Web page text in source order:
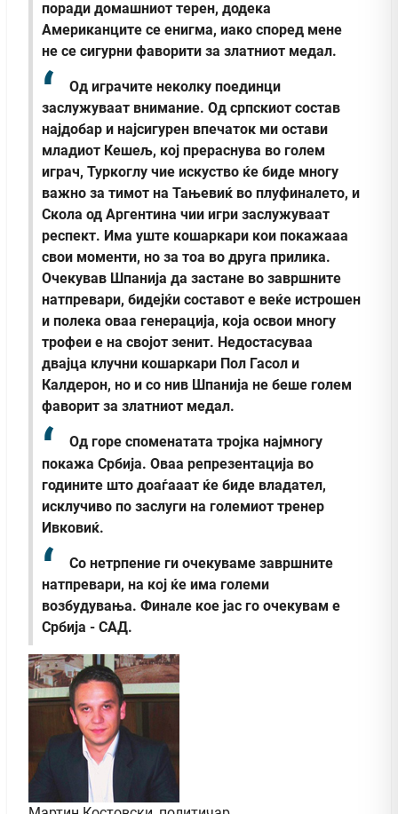
поради домашниот терен, додека
Американците се енигма, иако според мене
не се сигурни фаворити за златниот медал.
Од играчите неколку поединци
заслужуваат внимание. Од српскиот состав
најдобар и најсигурен впечаток ми остави
младиот Кешељ, кој прераснува во голем
играч, Туркоглу чие искуство ќе биде многу
важно за тимот на Тањевиќ во плуфиналето, и
Скола од Аргентина чии игри заслужуваат
респект. Има уште кошаркари кои покажааа
свои моменти, но за тоа во друга прилика.
Очекував Шпанија да застане во завршните
натпревари, бидејќи составот е веќе истрошен
и полека оваа генерација, која освои многу
трофеи е на својот зенит. Недостасуваа
двајца клучни кошаркари Пол Гасол и
Калдерон, но и со нив Шпанија не беше голем
фаворит за златниот медал.
Од горе споменатата тројка најмногу
покажа Србија. Оваа репрезентација во
годините што доаѓааат ќе биде владател,
исклучиво по заслуги на големиот тренер
Ивковиќ.
Со нетрпение ги очекуваме завршните
натпревари, на кој ќе има големи
возбудувања. Финале кое јас го очекувам е
Србија - САД.